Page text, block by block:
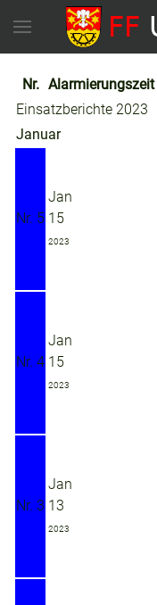
Nr. Alarmierungszeit
Einsatzberichte 2023
Januar
Nr. 5
Jan
15
2023
Nr. 4
Jan
15
2023
Nr. 3
Jan
13
2023